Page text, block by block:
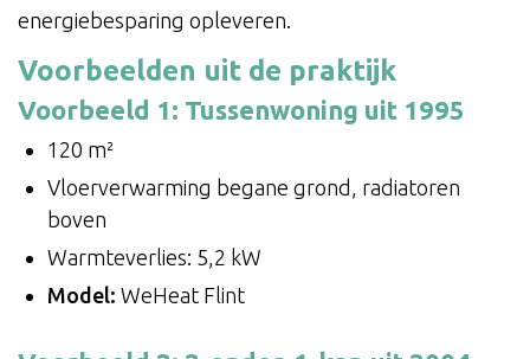
energiebesparing opleveren.
Voorbeelden uit de praktijk
Voorbeeld 1: Tussenwoning uit 1995
120 m²
Vloerverwarming begane grond, radiatoren
boven
Warmteverlies: 5,2 kW
Model: WeHeat Flint